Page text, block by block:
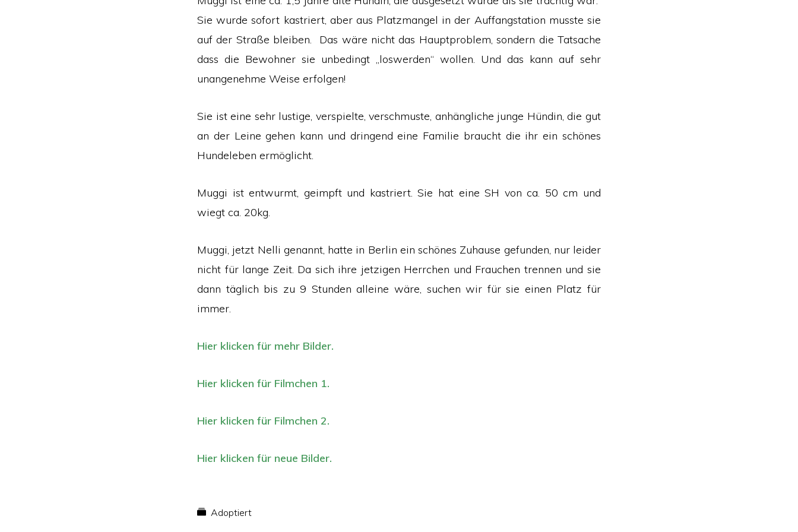
Sie wurde sofort kastriert, aber aus Platzmangel in der Auffangstation musste sie
auf der Straße bleiben. Das wäre nicht das Hauptproblem, sondern die Tatsache
dass die Bewohner sie unbedingt „loswerden“ wollen. Und das kann auf sehr
unangenehme Weise erfolgen!
Sie ist eine sehr lustige, verspielte, verschmuste, anhängliche junge Hündin, die gut
an der Leine gehen kann und dringend eine Familie braucht die ihr ein schönes
Hundeleben ermöglicht.
Muggi ist entwurmt, geimpft und kastriert. Sie hat eine SH von ca. 50 cm und
wiegt ca. 20kg.
Muggi, jetzt Nelli genannt, hatte in Berlin ein schönes Zuhause gefunden, nur leider
nicht für lange Zeit. Da sich ihre jetzigen Herrchen und Frauchen trennen und sie
dann täglich bis zu 9 Stunden alleine wäre, suchen wir für sie einen Platz für
immer.
Hier klicken für mehr Bilder.
Hier klicken für Filmchen 1.
Hier klicken für Filmchen 2.
Hier klicken für neue Bilder.
Adoptiert